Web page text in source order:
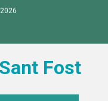
Fost